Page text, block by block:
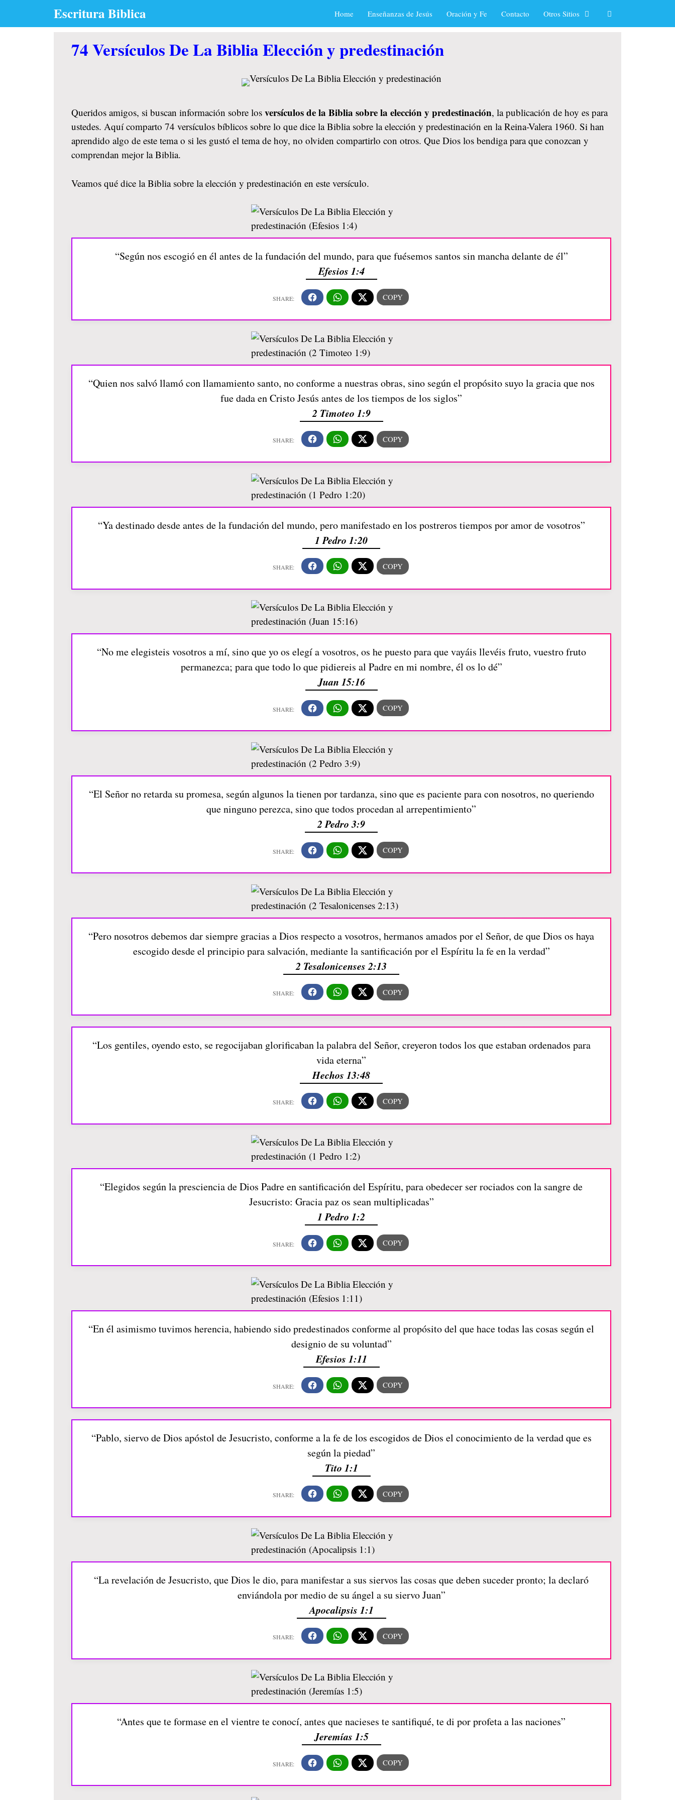
Escritura Biblica Home Enseñanzas de Jesús Oración y Fe Contacto Otros Sitios
74 Versículos De La Biblia Elección y predestinación
Queridos amigos, si buscan información sobre los versículos de la Biblia sobre la elección y predestinación, la publicación de hoy es para
ustedes. Aquí comparto 74 versículos bíblicos sobre lo que dice la Biblia sobre la elección y predestinación en la Reina-Valera 1960. Si han
aprendido algo de este tema o si les gustó el tema de hoy, no olviden compartirlo con otros. Que Dios los bendiga para que conozcan y
comprendan mejor la Biblia.
Veamos qué dice la Biblia sobre la elección y predestinación en este versículo.
“Según nos escogió en él antes de la fundación del mundo, para que fuésemos santos sin mancha delante de él”
Efesios 1:4
“Quien nos salvó llamó con llamamiento santo, no conforme a nuestras obras, sino según el propósito suyo la gracia que nos
fue dada en Cristo Jesús antes de los tiempos de los siglos”
2 Timoteo 1:9
“Ya destinado desde antes de la fundación del mundo, pero manifestado en los postreros tiempos por amor de vosotros”
1 Pedro 1:20
“No me elegisteis vosotros a mí, sino que yo os elegí a vosotros, os he puesto para que vayáis llevéis fruto, vuestro fruto
permanezca; para que todo lo que pidiereis al Padre en mi nombre, él os lo dé”
Juan 15:16
“El Señor no retarda su promesa, según algunos la tienen por tardanza, sino que es paciente para con nosotros, no queriendo
que ninguno perezca, sino que todos procedan al arrepentimiento”
2 Pedro 3:9
“Pero nosotros debemos dar siempre gracias a Dios respecto a vosotros, hermanos amados por el Señor, de que Dios os haya
escogido desde el principio para salvación, mediante la santificación por el Espíritu la fe en la verdad”
2 Tesalonicenses 2:13
“Los gentiles, oyendo esto, se regocijaban glorificaban la palabra del Señor, creyeron todos los que estaban ordenados para
vida eterna”
Hechos 13:48
“Elegidos según la presciencia de Dios Padre en santificación del Espíritu, para obedecer ser rociados con la sangre de
Jesucristo: Gracia paz os sean multiplicadas”
1 Pedro 1:2
“En él asimismo tuvimos herencia, habiendo sido predestinados conforme al propósito del que hace todas las cosas según el
designio de su voluntad”
Efesios 1:11
“Pablo, siervo de Dios apóstol de Jesucristo, conforme a la fe de los escogidos de Dios el conocimiento de la verdad que es
según la piedad”
Tito 1:1
“La revelación de Jesucristo, que Dios le dio, para manifestar a sus siervos las cosas que deben suceder pronto; la declaró
enviándola por medio de su ángel a su siervo Juan”
Apocalipsis 1:1
“Antes que te formase en el vientre te conocí, antes que nacieses te santifiqué, te di por profeta a las naciones”
Jeremías 1:5